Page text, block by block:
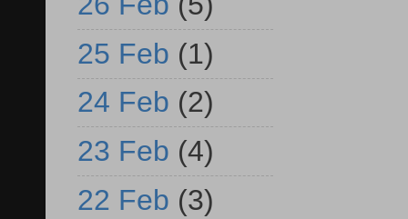
25 Feb (1)
24 Feb (2)
23 Feb (4)
22 Feb (3)